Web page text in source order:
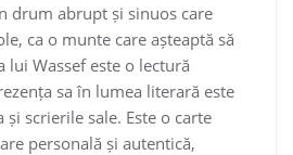
drum abrupt și sinuos care
ca o munte care așteaptă să
lui Wassef este o lectură
sa în lumea literară este
și scrierile sale. Este o carte
personală și autentică,